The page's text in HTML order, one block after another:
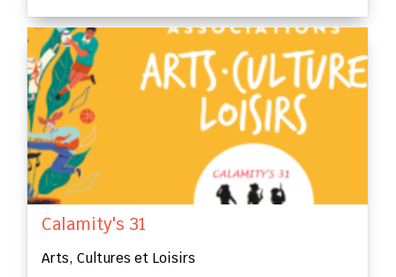
Calamity's 31
Arts, Cultures et Loisirs